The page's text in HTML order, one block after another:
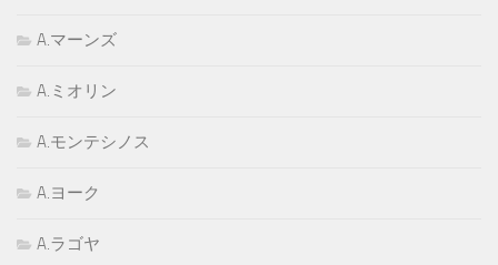
A.マーンズ
A.ミオリン
A.モンテシノス
A.ヨーク
A.ラゴヤ